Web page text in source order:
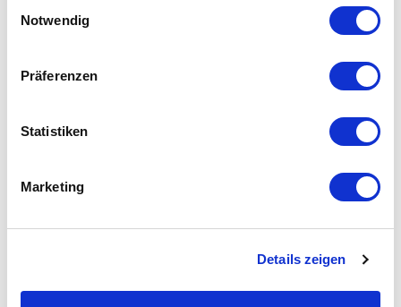
Notwendig
Präferenzen
Statistiken
Marketing
Details zeigen
Condition: